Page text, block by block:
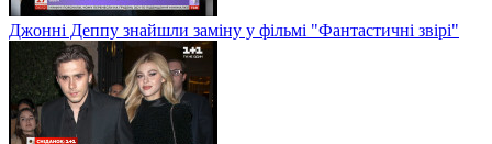
Джонні Деппу знайшли заміну у фільмі "Фантастичні звірі"